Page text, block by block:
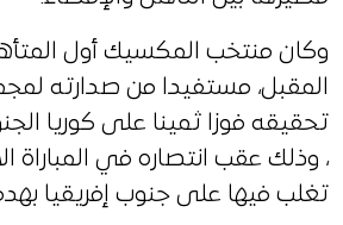
وكان منتخب المكسيك أول
المقبل، مستفيدا من صدارته
تحقيقه فوزا ثمينا على كوريا
، وذلك عقب انتصاره في المباراة
تغلب فيها على جنوب إفريقيا